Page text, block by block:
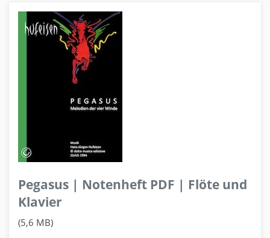
Pegasus | Notenheft PDF | Flöte und
Klavier
(5,6 MB)